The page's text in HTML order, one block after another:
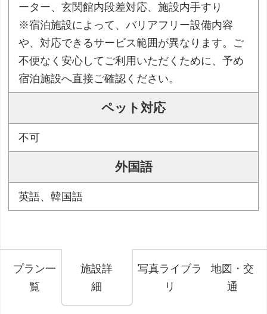
ーター、玄関館内段差対応、施設内手すり
※宿泊施設によって、バリアフリー設備内容
や、対応できるサービス範囲が異なります。ご
不便なく安心してご利用いただくために、予め
宿泊施設へ直接ご確認ください。
ペット対応
不可
外国語
英語、韓国語
プラン一
覧
施設詳
細
写真ライブラ
リ
地図・交
通